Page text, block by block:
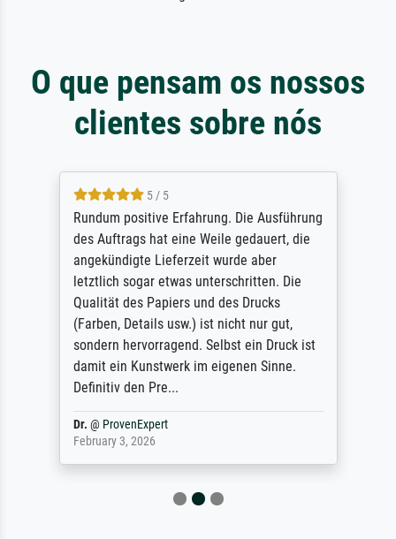
O que pensam os nossos
clientes sobre nós
5 / 5
Rundum positive Erfahrung. Die Ausführung
des Auftrags hat eine Weile gedauert, die
angekündigte Lieferzeit wurde aber
letztlich sogar etwas unterschritten. Die
Qualität des Papiers und des Drucks
(Farben, Details usw.) ist nicht nur gut,
sondern hervorragend. Selbst ein Druck ist
damit ein Kunstwerk im eigenen Sinne.
Definitiv den Pre...
Dr. @ ProvenExpert
February 3, 2026